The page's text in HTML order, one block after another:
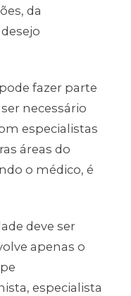
da
fazer parte
necessário
especialistas
áreas do
o médico, é
deve ser
apenas o
especialista